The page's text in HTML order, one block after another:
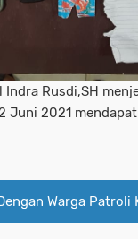
Indra Rusdi,SH
Juni 2021
Warga Patroli